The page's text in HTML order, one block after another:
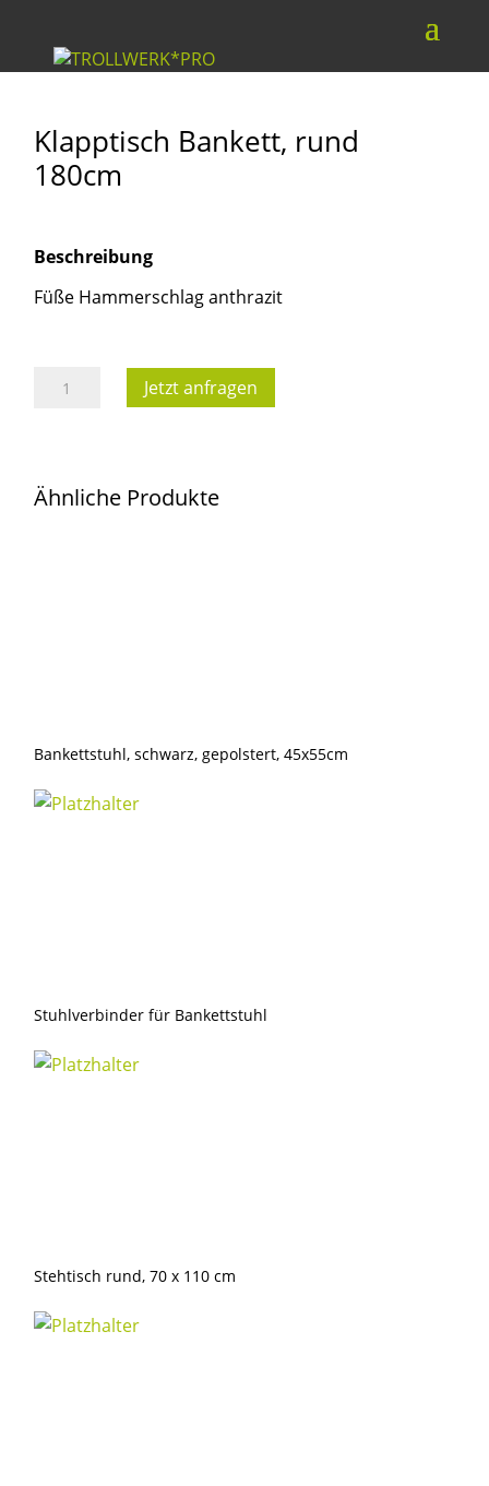
Klapptisch Bankett, rund
180cm
Beschreibung
Füße Hammerschlag anthrazit
Klapptisch
Menge
Jetzt anfragen
Ähnliche Produkte
Bankettstuhl, schwarz, gepolstert, 45x55cm
Stuhlverbinder für Bankettstuhl
Stehtisch rund, 70 x 110 cm